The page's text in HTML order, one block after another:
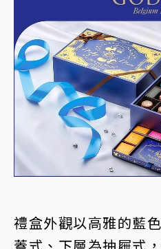
禮盒外觀以高雅的藍
蓋式、下層為抽屜式